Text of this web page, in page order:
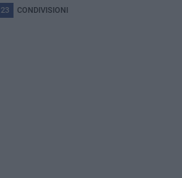
23 CONDIVISIONI